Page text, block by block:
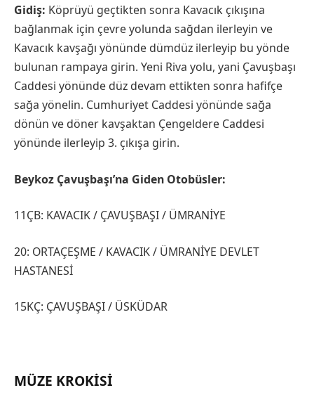
Gidiş: Köprüyü geçtikten sonra Kavacık çıkışına
bağlanmak için çevre yolunda sağdan ilerleyin ve
Kavacık kavşağı yönünde dümdüz ilerleyip bu yönde
bulunan rampaya girin. Yeni Riva yolu, yani Çavuşbaşı
Caddesi yönünde düz devam ettikten sonra hafifçe
sağa yönelin. Cumhuriyet Caddesi yönünde sağa
dönün ve döner kavşaktan Çengeldere Caddesi
yönünde ilerleyip 3. çıkışa girin.
Beykoz Çavuşbaşı’na Giden Otobüsler:
11ÇB: KAVACIK / ÇAVUŞBAŞI / ÜMRANİYE
20: ORTAÇEŞME / KAVACIK / ÜMRANİYE DEVLET
HASTANESİ
15KÇ: ÇAVUŞBAŞI / ÜSKÜDAR
MÜZE KROKISI